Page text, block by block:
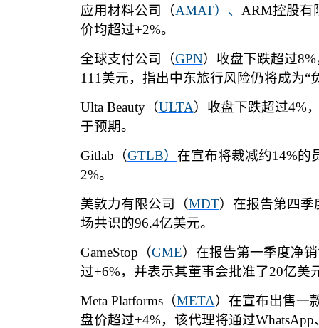
应用材料公司（AMAT）、 ARM控股有
价均超过+2%。
全球支付公司（GPN）收盘下跌超过8%
111 美元，指出中东旅行风险仍将成为“
Ulta Beauty（ULTA）收盘下跌超过4%
于预期。
Gitlab （GTLB） 在宣布将裁减约14%的
2%。
美敦力有限公司（MDT）在报告第四季
场共识的96.4亿美元。
GameStop （GME）在报告第一季度净
过+6%，并表示其董事会批准了20亿美
Meta Platforms（META）在宣布出售一
盘价超过+4%，该代理将通过WhatsApp